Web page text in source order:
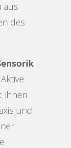
aus
des
Ihnen
und